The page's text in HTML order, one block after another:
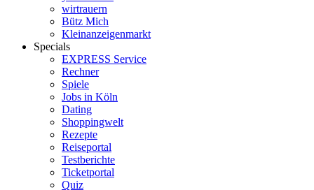
wirtrauern
Bütz Mich
Kleinanzeigenmarkt
Specials
EXPRESS Service
Rechner
Spiele
Jobs in Köln
Dating
Shoppingwelt
Rezepte
Reiseportal
Testberichte
Ticketportal
Quiz